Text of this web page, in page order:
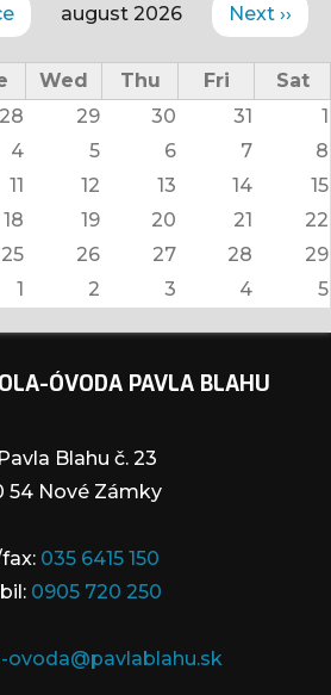
august 2026 Next ››
Wed Thu Fri
Sat
28 29 30 31
1
4 5 6 7
8
11 12 13 14
15
18 19 20 21
22
25 26 27 28
29
1 2 3 4 5
ÓVODA PAVLA BLAHU
Blahu č. 23
54 Nové Zámky
035 6415 150
0905 720 250
ovoda@pavlablahu.sk